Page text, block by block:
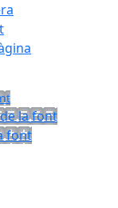
la font
font